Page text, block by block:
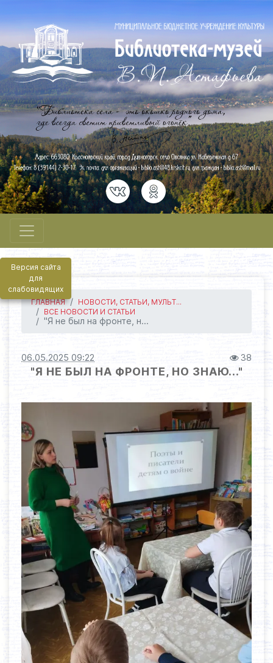
Версия сайта
для
слабовидящих
ГЛАВНАЯ
НОВОСТИ, СТАТЬИ, МУЛЬТ...
ВСЕ НОВОСТИ И СТАТЬИ
"Я не был на фронте, н...
06.05.2025 09:22 38
"Я НЕ БЫЛ НА ФРОНТЕ, НО ЗНАЮ..."